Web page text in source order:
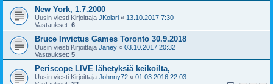
New York, 1.7.2000
Uusin viesti Kirjoittaja JKolari « 13.10.2017 7:30
Vastaukset: 6
Bruce Invictus Games Toronto 30.9.2018
Uusin viesti Kirjoittaja Janey « 03.10.2017 20:32
Vastaukset: 5
Periscope LIVE lähetyksiä keikoilta,
Uusin viesti Kirjoittaja Johnny72 « 01.03.2016 22:03